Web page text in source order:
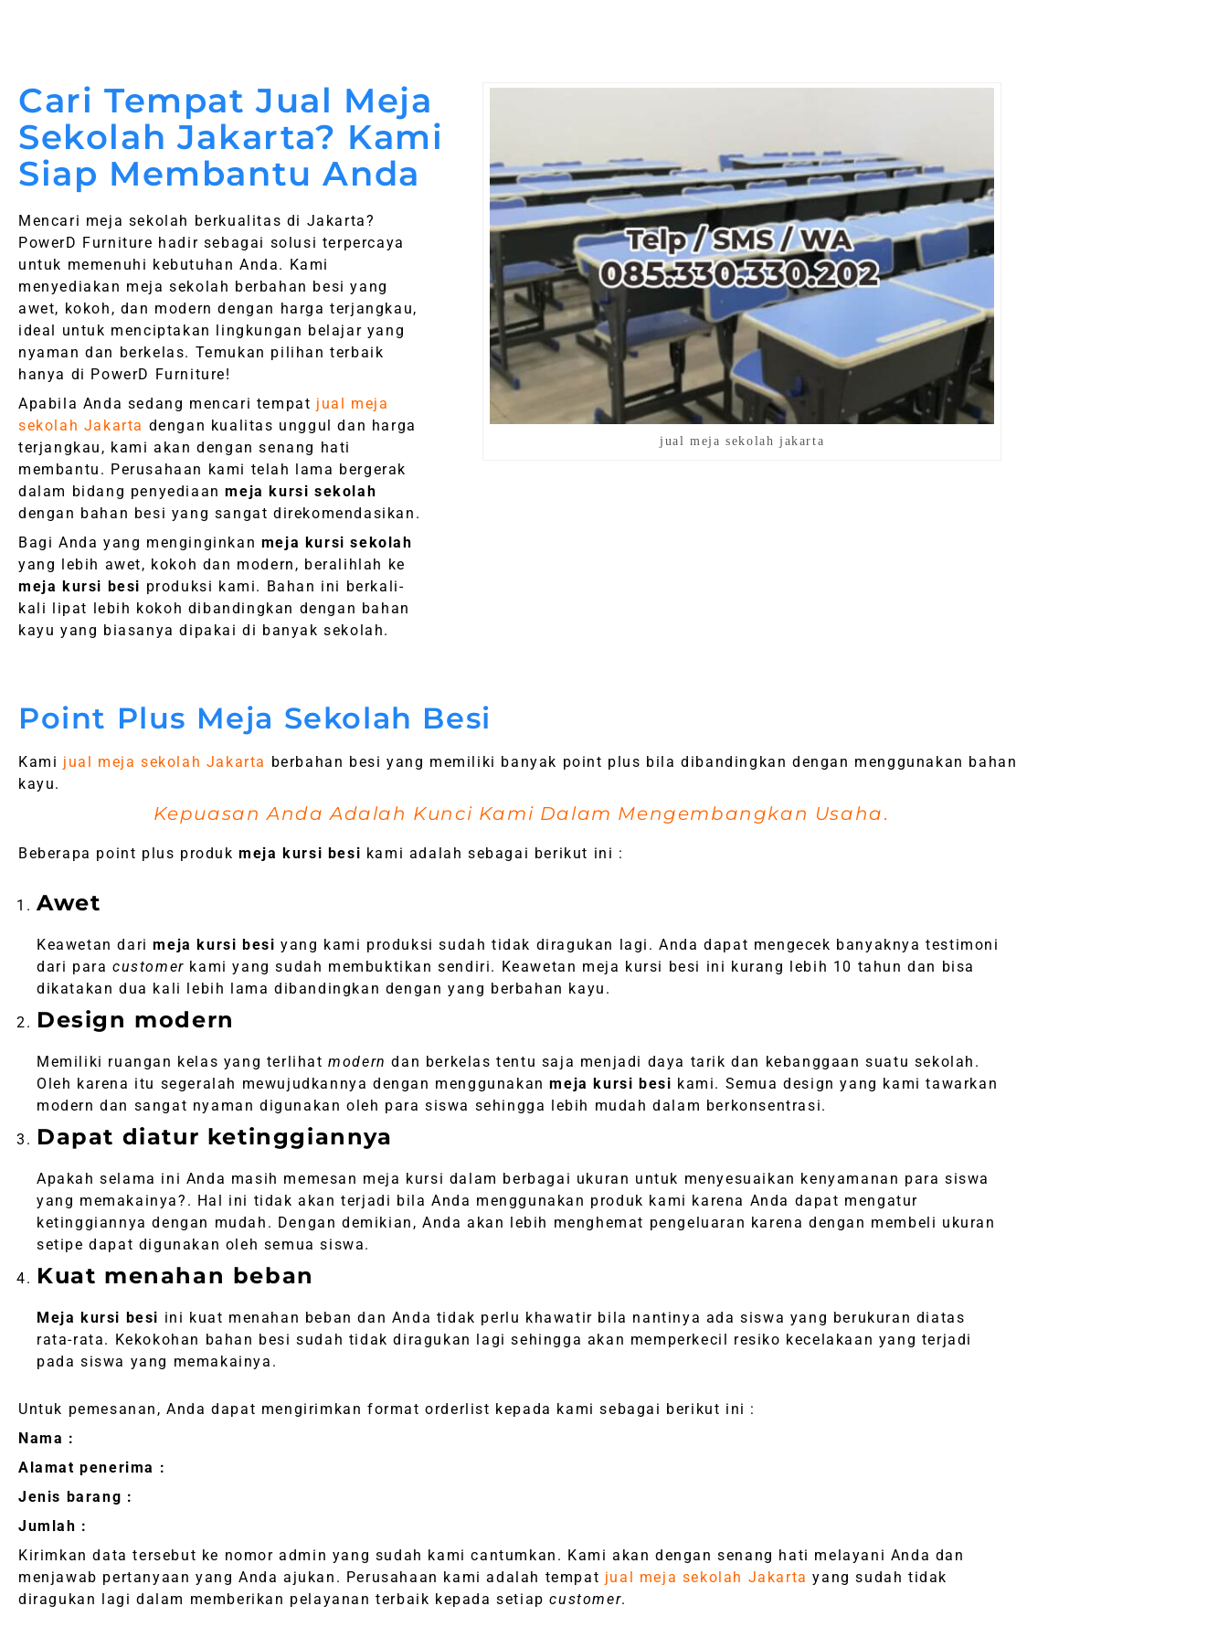
Cari Tempat Jual Meja
Sekolah Jakarta? Kami
Siap Membantu Anda
Mencari meja sekolah berkualitas di Jakarta?
PowerD Furniture hadir sebagai solusi terpercaya
untuk memenuhi kebutuhan Anda. Kami
menyediakan meja sekolah berbahan besi yang
awet, kokoh, dan modern dengan harga terjangkau,
ideal untuk menciptakan lingkungan belajar yang
nyaman dan berkelas. Temukan pilihan terbaik
hanya di PowerD Furniture!
Apabila Anda sedang mencari tempat jual meja
sekolah Jakarta dengan kualitas unggul dan harga
terjangkau, kami akan dengan senang hati
membantu. Perusahaan kami telah lama bergerak
dalam bidang penyediaanmeja kursi sekolah
dengan bahan besi yang sangat direkomendasikan.
Bagi Anda yang menginginkan meja kursi sekolah
yang lebih awet, kokoh dan modern, beralihlah ke
meja kursi besi produksi kami. Bahan ini berkali-
kali lipat lebih kokoh dibandingkan dengan bahan
kayu yang biasanya dipakai di banyak sekolah.
jual meja sekolah jakarta
Point Plus Meja Sekolah Besi
Kami jual meja sekolah Jakarta berbahan besi yang memiliki banyak point plus bila dibandingkan dengan menggunakan bahan
kayu.
Kepuasan Anda Adalah Kunci Kami Dalam Mengembangkan Usaha.
Beberapa point plus produkmeja kursi besi kami adalah sebagai berikut ini :
Awet
Keawetan darimeja kursi besi yang kami produksi sudah tidak diragukan lagi. Anda dapat mengecek banyaknya testimoni
dari para customer kami yang sudah membuktikan sendiri. Keawetan meja kursi besi ini kurang lebih 10 tahun dan bisa
dikatakan dua kali lebih lama dibandingkan dengan yang berbahan kayu.
Design modern
Memiliki ruangan kelas yang terlihatmodern dan berkelas tentu saja menjadi daya tarik dan kebanggaan suatu sekolah.
Oleh karena itu segeralah mewujudkannya dengan menggunakanmeja kursi besi kami. Semua design yang kami tawarkan
modern dan sangat nyaman digunakan oleh para siswa sehingga lebih mudah dalam berkonsentrasi.
Dapat diatur ketinggiannya
Apakah selama ini Anda masih memesan meja kursi dalam berbagai ukuran untuk menyesuaikan kenyamanan para siswa
yang memakainya?. Hal ini tidak akan terjadi bila Anda menggunakan produk kami karena Anda dapat mengatur
ketinggiannya dengan mudah. Dengan demikian, Anda akan lebih menghemat pengeluaran karena dengan membeli ukuran
setipe dapat digunakan oleh semua siswa.
Kuat menahan beban
Meja kursi besi ini kuat menahan beban dan Anda tidak perlu khawatir bila nantinya ada siswa yang berukuran diatas
rata-rata. Kekokohan bahan besi sudah tidak diragukan lagi sehingga akan memperkecil resiko kecelakaan yang terjadi
pada siswa yang memakainya.
Untuk pemesanan, Anda dapat mengirimkan format orderlist kepada kami sebagai berikut ini :
Nama :
Alamat penerima :
Jenis barang :
Jumlah :
Kirimkan data tersebut ke nomor admin yang sudah kami cantumkan. Kami akan dengan senang hati melayani Anda dan
menjawab pertanyaan yang Anda ajukan. Perusahaan kami adalah tempat jual meja sekolah Jakartayang sudah tidak
diragukan lagi dalam memberikan pelayanan terbaik kepada setiapcustomer.